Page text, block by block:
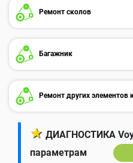
Ремонт сколов
Багажник
Ремонт других элементов
★ ДИАГНОСТИКА
параметрам